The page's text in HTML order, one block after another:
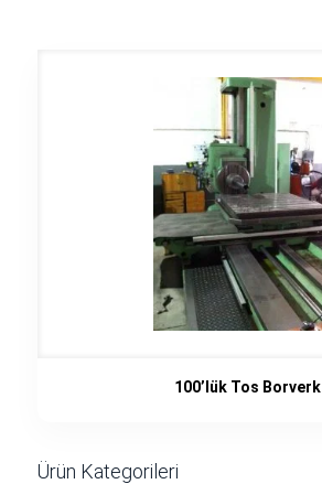
100’lük Tos Borverk
Ürün Kategorileri